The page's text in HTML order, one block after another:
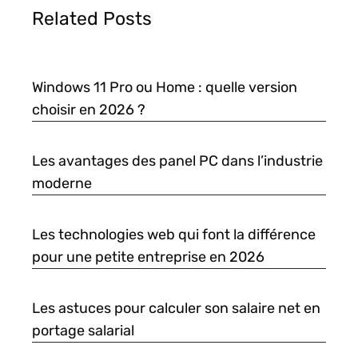
Related Posts
Windows 11 Pro ou Home : quelle version
choisir en 2026 ?
Les avantages des panel PC dans l’industrie
moderne
Les technologies web qui font la différence
pour une petite entreprise en 2026
Les astuces pour calculer son salaire net en
portage salarial